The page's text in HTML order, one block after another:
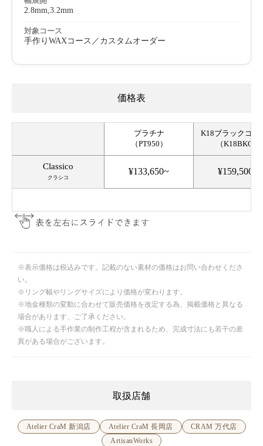
2.8mm,3.2mm
対象コース
手作りWAXコース／カスタムオーダー
価格表
※表示価格は税込みです。記載のない素材の価格はお問い合わせくださ
い。
※リング幅やリングサイズにより価格が変わります。
※地金種類の変動に合わせて販売価格を改定する為、掲載価格と異なる
場合があります、ご了承ください。
※職人による手作業の制作工程が含まれるため、完成寸法にも若干の差
異がある場合がございます。
取扱店舗
Atelier CraM 新潟店 Atelier CraM 長岡店
CRAM 万代店
ArtisanWorks